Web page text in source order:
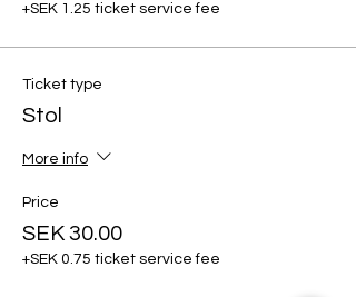
+SEK 1.25 ticket service fee
Ticket type
Stol
More info
Price
SEK 30.00
+SEK 0.75 ticket service fee